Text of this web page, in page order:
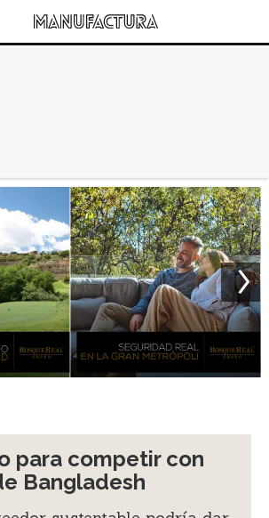
para competir con
Bangladesh